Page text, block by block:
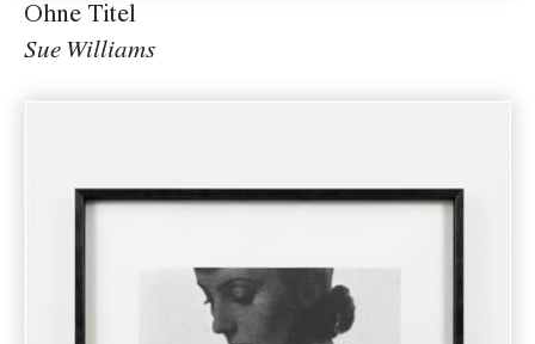
Ohne Titel
Sue Williams